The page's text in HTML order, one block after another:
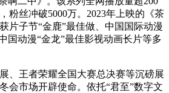
粉丝冲破5000万。2023年上映的《茶
片子节“金鹿”最佳做、中国国际动漫
国动漫“金龙”最佳影视动画长片等多
王者荣耀全国大赛总决赛等沉磅展
会市场开辟使命。依托“君至”数字文